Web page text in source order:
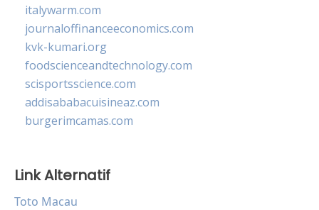
italywarm.com
journaloffinanceeconomics.com
kvk-kumari.org
foodscienceandtechnology.com
scisportsscience.com
addisababacuisineaz.com
burgerimcamas.com
Link Alternatif
Toto Macau